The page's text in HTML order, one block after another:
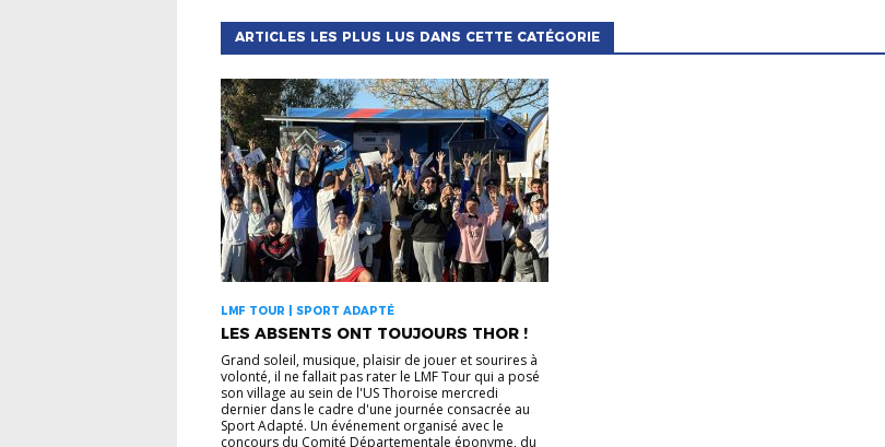
ARTICLES LES PLUS LUS DANS CETTE CATÉGORIE
LMF TOUR | SPORT ADAPTÉ
LES ABSENTS ONT TOUJOURS THOR !
Grand soleil, musique, plaisir de jouer et sourires à
volonté, il ne fallait pas rater le LMF Tour qui a posé
son village au sein de l'US Thoroise mercredi
dernier dans le cadre d'une journée consacrée au
Sport Adapté. Un événement organisé avec le
concours du Comité Départementale éponyme, du